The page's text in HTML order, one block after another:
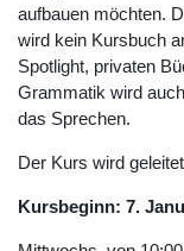
aufbauen möchten.
wird kein Kursbuch
Spotlight, privaten
Grammatik wird
das Sprechen.
Der Kurs wird
Kursbeginn: 7.